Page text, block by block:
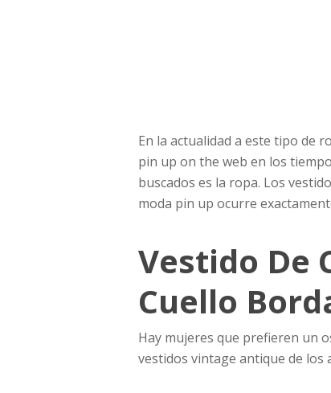
En la actualidad a este tipo de
pin up on the web en los
buscados es la ropa. Los
moda pin up ocurre
Vestido De
Cuello
Hay mujeres que prefieren un
vestidos vintage antique de los